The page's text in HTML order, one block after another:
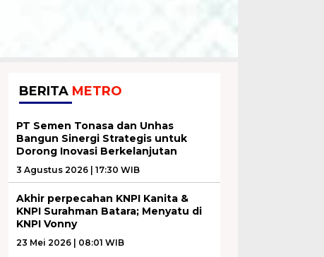
BERITA METRO
PT Semen Tonasa dan Unhas
Bangun Sinergi Strategis untuk
Dorong Inovasi Berkelanjutan
3 Agustus 2026 | 17:30 WIB
Akhir perpecahan KNPI Kanita &
KNPI Surahman Batara; Menyatu di
KNPI Vonny
23 Mei 2026 | 08:01 WIB